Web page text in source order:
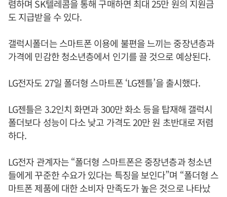
렴하며 SK텔레콤을 통해 구매하면 최대 25만 원의 지원금
도 지급받을 수 있다.
갤럭시폴더는 스마트폰 이용에 불편을 느끼는 중장년층과
가격에 민감한 청소년층에서 인기를 끌 것으로 예상된다.
LG전자도 27일 폴더형 스마트폰 ‘LG젠틀’을 출시했다.
LG젠틀은 3.2인치 화면과 300만 화소 등을 탑재해 갤럭시
폴더보다 성능이 다소 낮고 가격도 20만 원 초반대로 저렴
하다.
LG전자 관계자는 “폴더형 스마트폰은 중장년층과 청소년
들에게 꾸준한 수요가 있다는 특징을 보인다”며 “폴더형 스
마트폰 제품에 대한 소비자 만족도가 높은 것으로 나타났